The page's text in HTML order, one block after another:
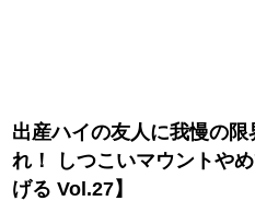
出産ハイの友人に我慢の
れ！ しつこいマウントや
げる Vol.27】